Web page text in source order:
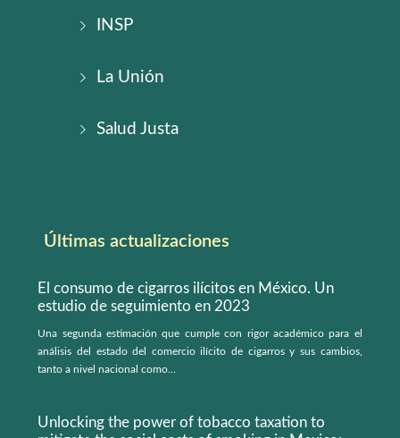
INSP
La Unión
Salud Justa
Últimas actualizaciones
El consumo de cigarros ilícitos en México. Un
estudio de seguimiento en 2023
Una segunda estimación que cumple con rigor académico para el
análisis del estado del comercio ilícito de cigarros y sus cambios,
tanto a nivel nacional como...
Unlocking the power of tobacco taxation to